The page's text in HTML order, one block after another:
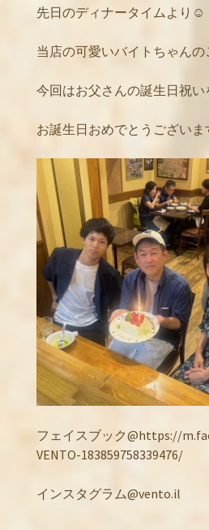
先日のディナータイムより☺️
当店の可愛いバイトちゃんの
今回はお父さんの誕生日祝い
お誕生日おめでとうございま
フェイスブック@https://
VENTO-183859758339476/
インスタグラム@vento.il